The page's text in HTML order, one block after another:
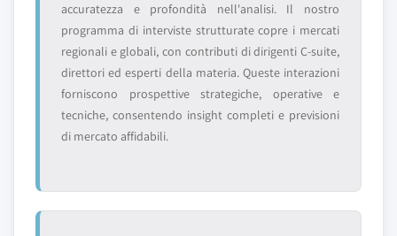
accuratezza e profondità nell'analisi. Il nostro
programma di interviste strutturate copre i mercati
regionali e globali, con contributi di dirigenti C-suite,
direttori ed esperti della materia. Queste interazioni
forniscono prospettive strategiche, operative e
tecniche, consentendo insight completi e previsioni
di mercato affidabili.